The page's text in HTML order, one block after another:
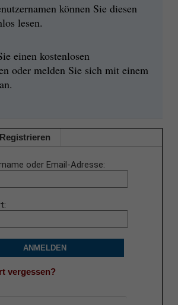
können Sie diesen
lesen.
einen kostenlosen
oder melden Sie sich mit einem
Registrieren
oder Email-Adresse
ANMELDEN
vergessen?